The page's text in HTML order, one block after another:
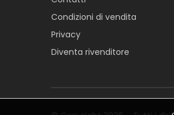
Condizioni di vendita
Privacy
Diventa rivenditore